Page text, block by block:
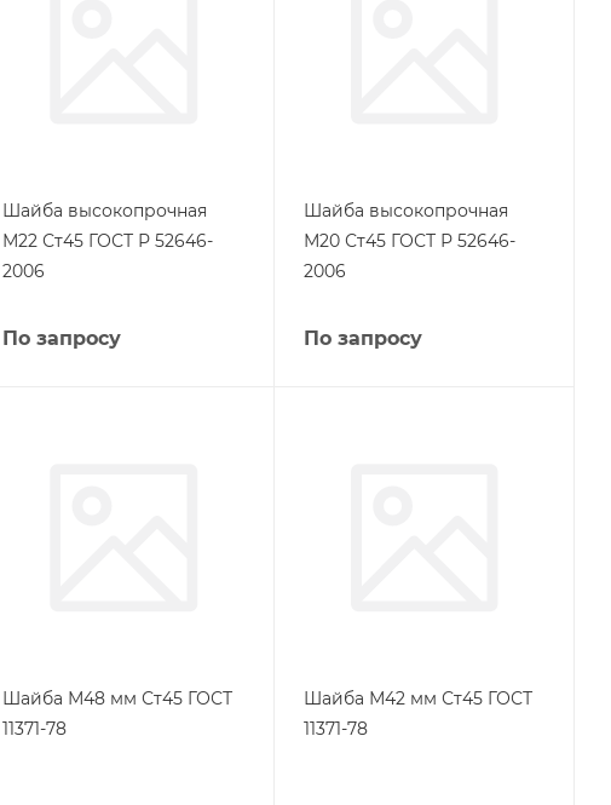
Шайба высокопрочная
М22 Ст45 ГОСТ Р 52646-
2006
По запросу
Шайба высокопрочная
М20 Ст45 ГОСТ Р 52646-
2006
По запросу
Шайба М48 мм Ст45 ГОСТ
11371-78
Шайба М42 мм Ст45 ГОСТ
11371-78